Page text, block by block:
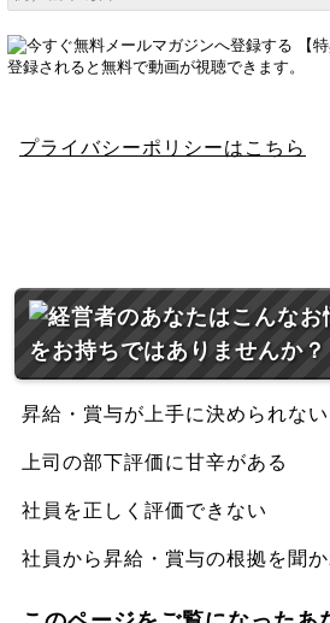
プライバシーポリシーはこちら
昇給・賞与が上手に決められない
上司の部下評価に甘辛がある
社員を正しく評価できない
社員から昇給・賞与の根拠を聞か